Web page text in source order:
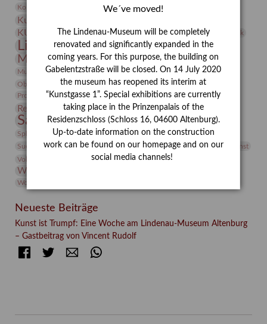
Kolosseum
Kooperationsausstellung Korkmodelle
Kunstmuseum
KUNSTWAND Kurs Künstler Künstlerin Lehmbruck
Lindenau-Museum Marstall Messeakademie
Museumsgeschichte Museumsnacht
Museumspädagogik Mäzen Napoleon Natur
Neue Remise
Objekt im Fokus
Paul Klee Peter Schnürpel Phelloplastik
Provenienz
Provenienzforschung
Restaurierung Restitution Rudi Lesser Ruth Wolf-Rehfeld
Sammlung Samstagszeichner Skulptur
Sonderausstellung
Sphinx
studio Studio Bildende Kunst
studioDIGITAL
Suermondt-Ludwig-Museum
Vermittlung Video
Videokunst
Volontariat
Walter Rheiner Weihnachten Werefkin
Werkbetrachtung
Wolf und Hund
Neueste Beiträge
Kunst ist Trumpf: Eine Woche am Lindenau-Museum Altenburg
– Gastbeitrag von Vincent Rudolf
FacebookTwitter E-mail
We´ve moved!
The Lindenau-Museum will be completely
renovated and significantly expanded in the
coming years. For this purpose, the building on
Gabelentzstraße will be closed. On 14 July 2020
the museum has reopened its interim at
“Kunstgasse 1”. Special exhibitions are currently
taking place in the Prinzenpalais of the
Residenzschloss (Schloss 16, 04600 Altenburg).
Up-to-date information on the construction
work can be found on our homepage and on our
social media channels!